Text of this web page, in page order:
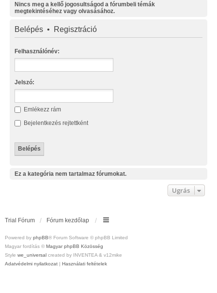
Nincs meg a kellő jogosultságod a fórumbeli témák
megtekintéséhez vagy olvasásához.
Belépés • Regisztráció
Felhasználónév:
Jelszó:
Emlékezz rám
Bejelentkezés rejtettként
Ez a kategória nem tartalmaz fórumokat.
Ugrás
Trial Fórum Fórum kezdőlap
Powered by phpBB® Forum Software © phpBB Limited
Magyar fordítás © Magyar phpBB Közösség
Style we_universal created by INVENTEA & v12mike
Adatvédelmi nyilatkozat | Használati feltételek